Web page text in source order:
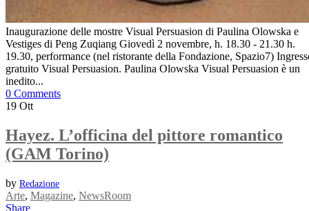
Inaugurazione delle mostre Visual Persuasion di Paulina Olowska e
Vestiges di Peng Zuqiang Giovedì 2 novembre, h. 18.30 - 21.30 h.
19.30, performance (nel ristorante della Fondazione, Spazio7)
gratuito Visual Persuasion. Paulina Olowska Visual Persuasion è un
inedito...
0 Comments
19 Ott
Hayez. L’officina del pittore romantico
(GAM Torino)
by Redazione
Arte, Magazine, NewsRoom
Share